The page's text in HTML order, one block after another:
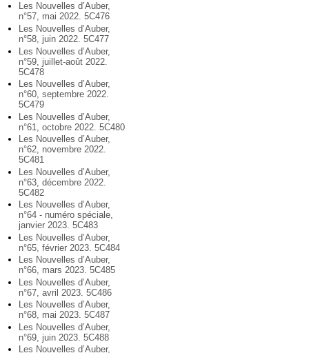
Les Nouvelles d’Auber,
n°57, mai 2022. 5C476
Les Nouvelles d’Auber,
n°58, juin 2022. 5C477
Les Nouvelles d’Auber,
n°59, juillet-août 2022.
5C478
Les Nouvelles d’Auber,
n°60, septembre 2022.
5C479
Les Nouvelles d’Auber,
n°61, octobre 2022. 5C480
Les Nouvelles d’Auber,
n°62, novembre 2022.
5C481
Les Nouvelles d’Auber,
n°63, décembre 2022.
5C482
Les Nouvelles d’Auber,
n°64 - numéro spéciale,
janvier 2023. 5C483
Les Nouvelles d’Auber,
n°65, février 2023. 5C484
Les Nouvelles d’Auber,
n°66, mars 2023. 5C485
Les Nouvelles d’Auber,
n°67, avril 2023. 5C486
Les Nouvelles d’Auber,
n°68, mai 2023. 5C487
Les Nouvelles d’Auber,
n°69, juin 2023. 5C488
Les Nouvelles d’Auber,